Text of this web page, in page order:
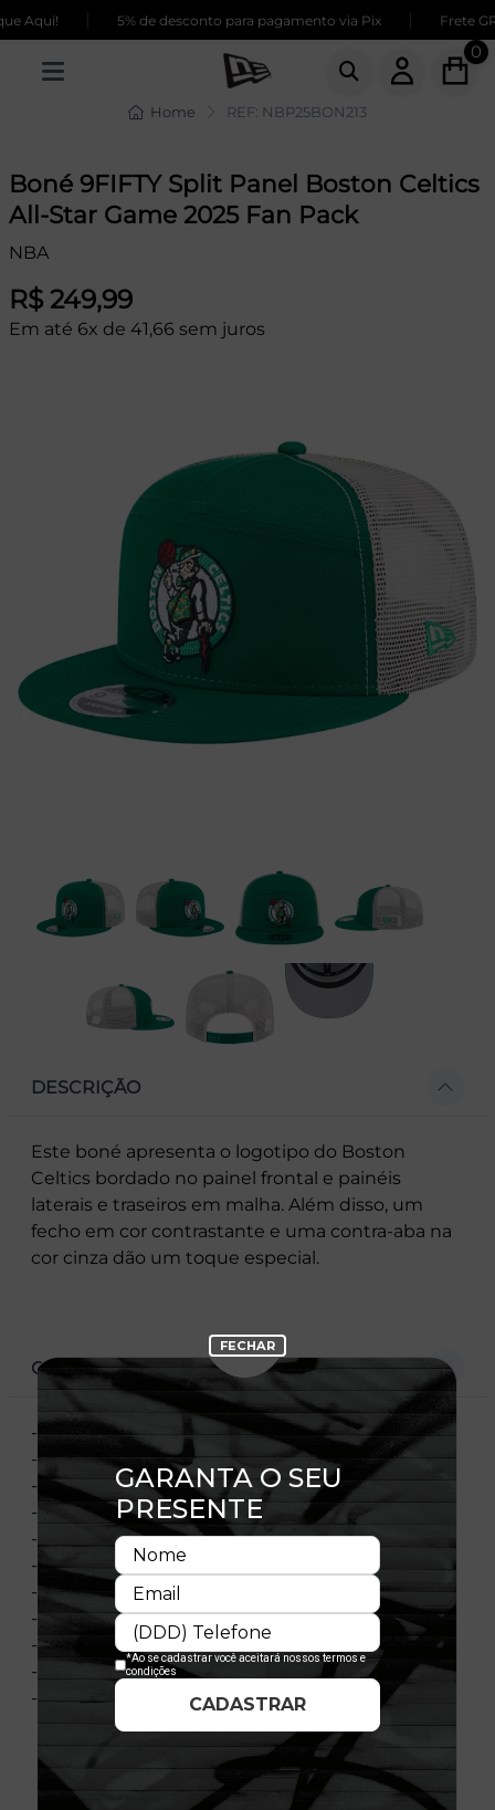
Aqui! 5% de desconto para pagamento via Pix Frete
0
Home REF: NBP25BON213
Boné 9FIFTY Split Panel Boston Celtics
All-Star Game 2025 Fan Pack
NBA
R$ 249,99
Em até 6x de 41,66 sem juros
DESCRIÇÃO
Este boné apresenta o logotipo do Boston
Celtics bordado no painel frontal e painéis
laterais e traseiros em malha. Além disso, um
fecho em cor contrastante e uma contra-aba na
cor cinza dão um toque especial.
CARACTERÍSTICAS
- Logotipo do time bordado no painel frontal
- Flag New Era bordada à esquerda
- Painel frontal dividido
- Painéis frontais estruturados
- Painéis laterais e traseiros em malha
- Contra-aba na cor cinza
- Aba reta
- Ajustável
- Fechamento tipo Snapback
- Composição: 100% Poliéster
- Licença oficial